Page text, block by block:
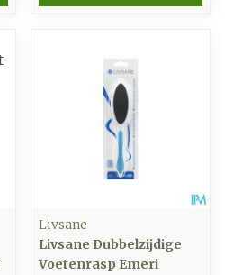
Livsane
Livsane Dubbelzijdige
Voetenrasp Emeri